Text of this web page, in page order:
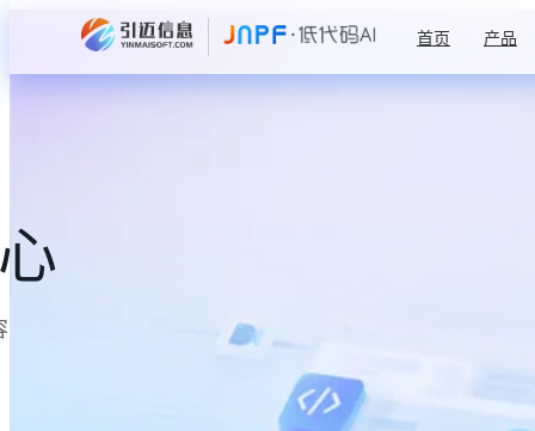
首页 产品